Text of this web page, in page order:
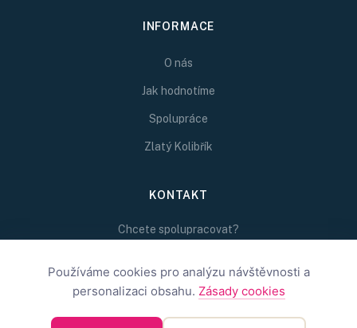
INFORMACE
O nás
Jak hodnotíme
Spolupráce
Zlatý Kolibřík
KONTAKT
Chcete spolupracovat?
redakce@inspirativni.cz
Používáme cookies pro analýzu návštěvnosti a
personalizaci obsahu. Zásady cookies